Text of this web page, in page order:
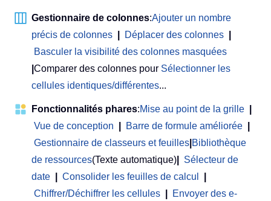
Gestionnaire de colonnes:Ajouter un nombre
précis de colonnes
Déplacer des colonnes
Basculer la visibilité des colonnes masquées
Comparer des colonnes pour Sélectionner les
cellules identiques/différentes...
Fonctionnalités phares:Mise au point de la grille
Vue de conception
Barre de formule améliorée
Gestionnaire de classeurs et feuilles Bibliothèque
de ressources(Texte automatique)
Sélecteur de
date
Consolider les feuilles de calcul
Chiffrer/Déchiffrer les cellules
Envoyer des e-